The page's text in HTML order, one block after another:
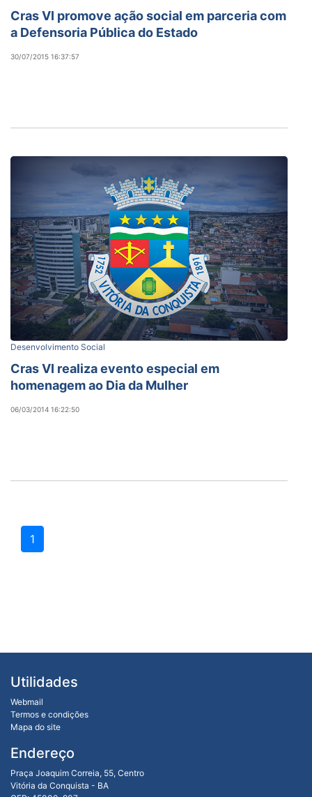
Cras VI promove ação social em parceria com
a Defensoria Pública do Estado
30/07/2015 16:37:57
Desenvolvimento Social
Cras VI realiza evento especial em
homenagem ao Dia da Mulher
06/03/2014 16:22:50
1
Utilidades
Webmail
Termos e condições
Mapa do site
Endereço
Praça Joaquim Correia, 55, Centro
Vitória da Conquista - BA